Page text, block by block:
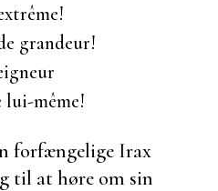
grandeur!
même!
forfængelige Irax
til at høre om sin